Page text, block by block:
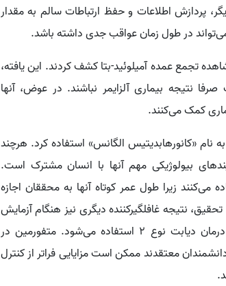
پردازش اطلاعات و حفظ ارتباطات سالم به مقدار
می‌تواند در طول زمان عواقب جدی داشته باشد.
تجمع عمده آمیلوئید-بتا کشف کردند. این یافته،
نتیجه بیماری آلزایمر نباشند. در عوض، آنها
کمک می‌کنند.
نام «کانورهابدیتیس الگانس» استفاده کرد. هرچند
بیولوژیکی مهم آنها با انسان مشترک است.
می‌کنند زیرا طول عمر کوتاه آنها به محققان اجازه
نتیجه غافلگیرکننده دیگری نیز هنگام آزمایش
متفورمین به دست آورد؛ دارویی که به‌طور گسترده برای درمان دیابت نوع ۲ استفاده می‌شود. متفورمین در
معتقدند ممکن است مزایایی فراتر از کنترل